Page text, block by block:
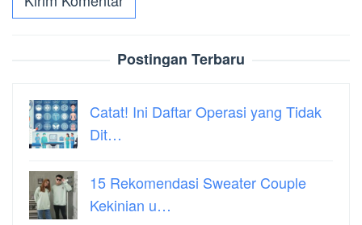
Postingan Terbaru
Catat! Ini Daftar Operasi yang Tidak
Dit…
15 Rekomendasi Sweater Couple
Kekinian u…